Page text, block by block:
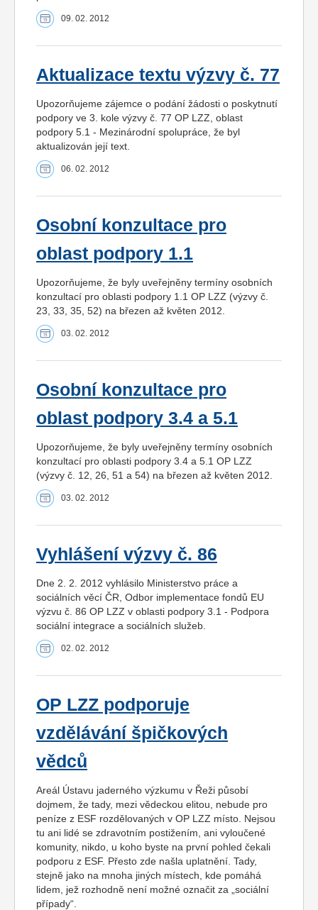
09. 02. 2012
Aktualizace textu výzvy č. 77
Upozorňujeme zájemce o podání žádosti o poskytnutí
podpory ve 3. kole výzvy č. 77 OP LZZ, oblast
podpory 5.1 - Mezinárodní spolupráce, že byl
aktualizován její text.
06. 02. 2012
Osobní konzultace pro
oblast podpory 1.1
Upozorňujeme, že byly uveřejněny termíny osobních
konzultací pro oblasti podpory 1.1 OP LZZ (výzvy č.
23, 33, 35, 52) na březen až květen 2012.
03. 02. 2012
Osobní konzultace pro
oblast podpory 3.4 a 5.1
Upozorňujeme, že byly uveřejněny termíny osobních
konzultací pro oblasti podpory 3.4 a 5.1 OP LZZ
(výzvy č. 12, 26, 51 a 54) na březen až květen 2012.
03. 02. 2012
Vyhlášení výzvy č. 86
Dne 2. 2. 2012 vyhlásilo Ministerstvo práce a
sociálních věcí ČR, Odbor implementace fondů EU
výzvu č. 86 OP LZZ v oblasti podpory 3.1 - Podpora
sociální integrace a sociálních služeb.
02. 02. 2012
OP LZZ podporuje
vzdělávání špičkových
vědců
Areál Ústavu jaderného výzkumu v Řeži působí
dojmem, že tady, mezi vědeckou elitou, nebude pro
peníze z ESF rozdělovaných v OP LZZ místo. Nejsou
tu ani lidé se zdravotním postižením, ani vyloučené
komunity, nikdo, u koho byste na první pohled čekali
podporu z ESF. Přesto zde našla uplatnění. Tady,
stejně jako na mnoha jiných místech, kde pomáhá
lidem, jež rozhodně není možné označit za „sociální
případy“.